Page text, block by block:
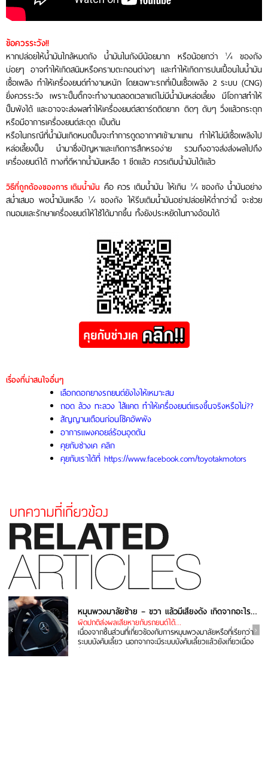
ข้อควรระวัง!!
หากปล่อยให้น้ำมันใกล้หมดถัง น้ำมันในถังมีน้อยมาก หรือน้อยกว่า ¼ ของถัง
บ่อยๆ อาจทำให้เกิดสนิมหรือคราบตะกอนต่างๆ และทำให้เกิดการปนเปื้อนในน้ำมัน
เชื้อเพลิง ทำให้เครื่องยนต์ทำงานหนัก โดยเฉพาะรถที่เป็นเชื้อเพลิง 2 ระบบ (CNG)
ยิ่งควรระวัง เพราะปั๊มติ๊กจะทำงานตลอดเวลาแต่ไม่มีน้ำมันหล่อเลี้ยง มีโอกาสทำให้
ปั๊มพังได้ และอาจจะส่งผลทำให้เครื่องยนต์สตาร์ตติดยาก ติดๆ ดับๆ วิ่งแล้วกระตุก
หรือมีอาการเครื่องยนต์สะดุด เป็นต้น
หรือในกรณีที่น้ำมันเกิดหมดปั๊มจะทำการดูดอากาศเข้ามาแทน ทำให้ไม่มีเชื้อเพลิงไป
หล่อเลี้ยงปั๊ม นำมาซึ่งปัญหาและเกิดการสึกหรอง่าย รวมถึงอาจส่งส่งผลไปถึง
เครื่องยนต์ได้ ทางที่ดีหากน้ำมันเหลือ 1 ขีดแล้ว ควรเติมน้ำมันได้แล้ว
วิธีที่ถูกต้องของการ เติมน้ำมัน คือ ควร เติมน้ำมัน ให้เกิน ¾ ของถัง น้ำมันอย่าง
สม่ำเสมอ พอน้ำมันเหลือ ¼ ของถัง ให้รีบเติมน้ำมันอย่าปล่อยให้ต่ำกว่านี้ จะช่วย
ถนอมและรักษาเครื่องยนต์ให้ใช้ได้มากขึ้น ทั้งยังประหยัดในทางอ้อมได้
เรื่องที่น่าสนใจอื่นๆ
เลือกดอกยางรถยนต์ยังไงให้เหมาะสม
ถอด ล้วง ทะลวง ไส้แคต ทำให้เครื่องยนต์แรงขึ้นจริงหรือไม่??
สัญญานเตือนก่อนโช๊คอัพพัง
อาการแผงคอยล์ร้อนอุดตัน
คุยกับช่างเค คลิก
คุยกับเราได้ที่ https://www.facebook.com/toyotakmotors
หมุนพวงมาลัยซ้าย – ขวา แล้วมีเสียงดัง เกิดจากอะไร แก้ยังไง
ผิดปกติส่งผลเสียหายกับรถยนต์ได้…
เนื่องจากชิ้นส่วนที่เกี่ยวข้องกับการหมุนพวงมาลัยหรือที่เรียกว่า
ระบบบังคับเลี้ยว นอกจากจะมีระบบบังคับเลี้ยวแล้วยังเกี่ยวเนื่อง
กับระบบรองรับ...อ่านต่อ